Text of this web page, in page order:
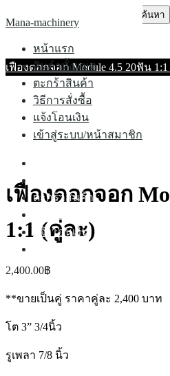
to
Mana-machinery
หน้าแรก
สินค้าทั้งหมด
ตะกร้าสินค้า
วิธีการสั่งซื้อ
แจ้งโอนเงิน
เข้าสู่ระบบ/หน้าสมาชิก
ตะกร้าสินค้า
แจ้งโอนเงิน
สำหรับ:
เฟืองดอกจอก Module 4.5 20ฟัน
เฟืองดอกจอก
1:1 (คู่ละ)
2,400.00฿
**ขายเป็นคู่ ราคาคู่ละ 2,400 บาท
โต 3” 3/4นิ้ว
รูเพลา 7/8 นิ้ว